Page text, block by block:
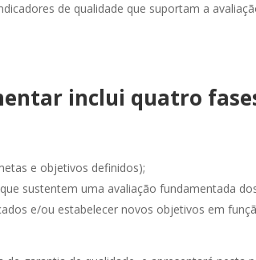
de qualidade que suportam a
inclui quatro
e objetivos definidos);
sustentem uma avaliação fundamentada
e/ou estabelecer novos objetivos em